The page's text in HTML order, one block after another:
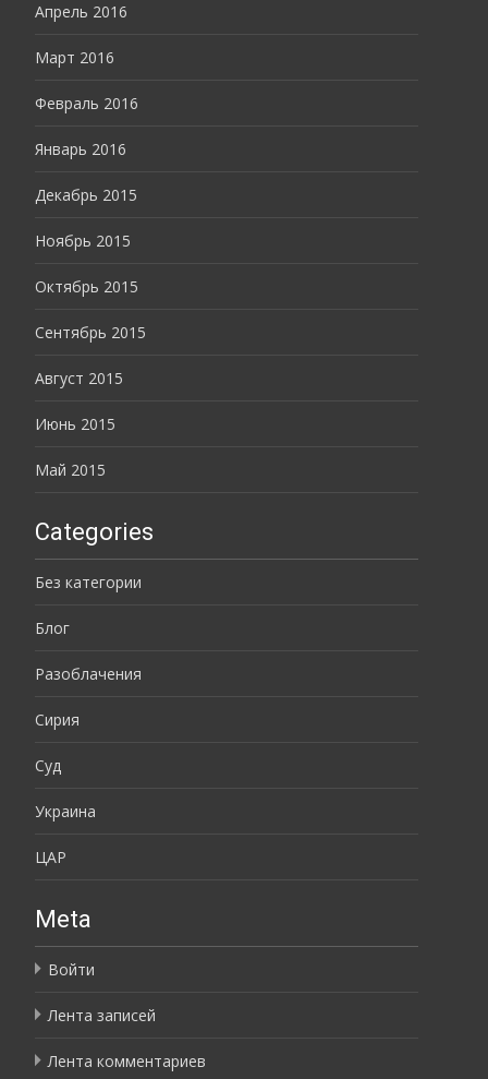
Апрель 2016
Март 2016
Февраль 2016
Январь 2016
Декабрь 2015
Ноябрь 2015
Октябрь 2015
Сентябрь 2015
Август 2015
Июнь 2015
Май 2015
Categories
Без категории
Блог
Разоблачения
Сирия
Суд
Украина
ЦАР
Meta
Войти
Лента записей
Лента комментариев